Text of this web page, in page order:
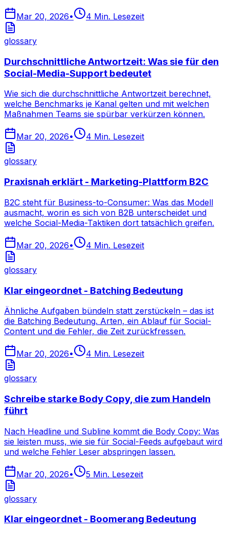
Mar 20, 2026• 4 Min. Lesezeit
glossary
Durchschnittliche Antwortzeit: Was sie für den
Social-Media-Support bedeutet
Wie sich die durchschnittliche Antwortzeit berechnet,
welche Benchmarks je Kanal gelten und mit welchen
Maßnahmen Teams sie spürbar verkürzen können.
Mar 20, 2026• 4 Min. Lesezeit
glossary
Praxisnah erklärt - Marketing-Plattform B2C
B2C steht für Business-to-Consumer: Was das Modell
ausmacht, worin es sich von B2B unterscheidet und
welche Social-Media-Taktiken dort tatsächlich greifen.
Mar 20, 2026• 4 Min. Lesezeit
glossary
Klar eingeordnet - Batching Bedeutung
Ähnliche Aufgaben bündeln statt zerstückeln – das ist
die Batching Bedeutung. Arten, ein Ablauf für Social-
Content und die Fehler, die Zeit zurückfressen.
Mar 20, 2026• 4 Min. Lesezeit
glossary
Schreibe starke Body Copy, die zum Handeln
führt
Nach Headline und Subline kommt die Body Copy: Was
sie leisten muss, wie sie für Social-Feeds aufgebaut wird
und welche Fehler Leser abspringen lassen.
Mar 20, 2026• 5 Min. Lesezeit
glossary
Klar eingeordnet - Boomerang Bedeutung